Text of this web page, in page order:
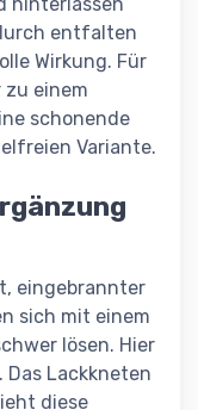
entfalten
Wirkung. Für
einem
schonende
Variante.
eingebrannter
sich mit einem
lösen. Hier
Das Lackkneten
diese